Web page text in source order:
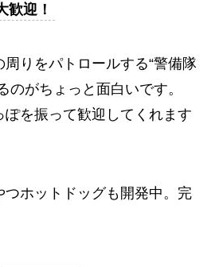
歓迎！
りをパトロールする“警備隊
のがちょっと面白いです。
ぽを振って歓迎してくれます
ホットドッグも開発中。完